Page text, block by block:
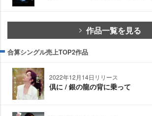
作品一覧を見る
合算シングル売上TOP2作品
2022年12月14日リリース
倶に / 銀の龍の背に乗って